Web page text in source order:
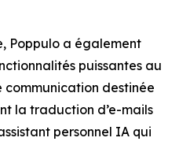
Poppulo a également
puissantes au
destinée
la traduction d’e-mails
personnel IA qui